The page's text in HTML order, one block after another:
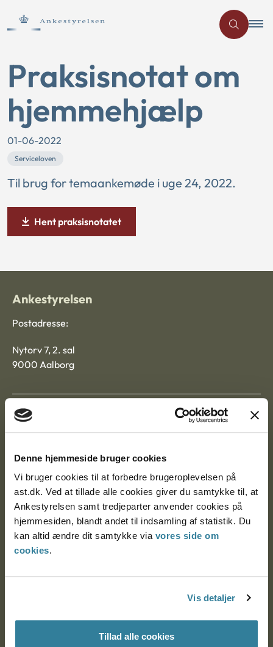
Denne hjemmeside bruger cookies
Vi bruger cookies til at forbedre brugeroplevelsen på
ast.dk. Ved at tillade alle cookies giver du samtykke til, at
Ankestyrelsen samt tredjeparter anvender cookies på
hjemmesiden, blandt andet til indsamling af statistik. Du
kan altid ændre dit samtykke via vores side om
cookies.
Vis detaljer
Tillad alle cookies
Praksisnotat om
hjemmehjælp
01-06-2022
Serviceloven
Til brug for temaankemøde i uge 24, 2022.
Hent praksisnotatet
Ankestyrelsen
Postadresse:
Nytorv 7, 2. sal
9000 Aalborg
Ankestyrelsen Aalborg
EAN: 57 98 000 35 48 21
CVR: 1007 4002
Om Ankestyrelsen